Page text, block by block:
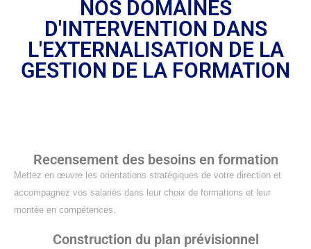
NOS DOMAINES
D'INTERVENTION DANS
L'EXTERNALISATION DE LA
GESTION DE LA FORMATION
Recensement des besoins en formation
Mettez en œuvre les orientations stratégiques de votre direction et
accompagnez vos salariés dans leur choix de formations et leur
montée en compétences.
Construction du plan prévisionnel